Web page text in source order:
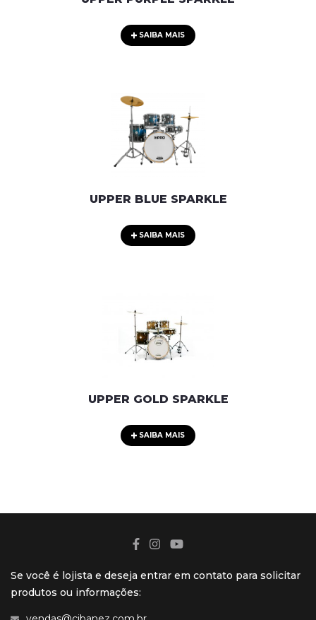
SAIBA MAIS
UPPER BLUE SPARKLE
SAIBA MAIS
UPPER GOLD SPARKLE
SAIBA MAIS
Se você é lojista e deseja entrar em contato para solicitar
produtos ou informações: